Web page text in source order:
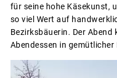
für seine hohe Käsekunst,
so viel Wert auf
Bezirksbäuerin. Der Abend
Abendessen in gemütlicher